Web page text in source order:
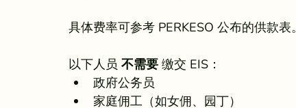
具体费率可参考 PERKESO 公布的供款表。
以下人员 不需要 缴交 EIS：
政府公务员
家庭佣工（如女佣、园丁）